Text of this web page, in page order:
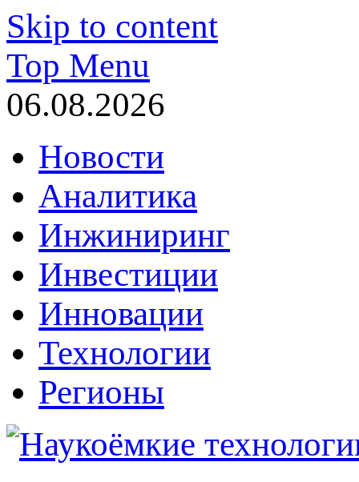
Skip to content
Top Menu
06.08.2026
Новости
Аналитика
Инжиниринг
Инвестиции
Инновации
Технологии
Регионы